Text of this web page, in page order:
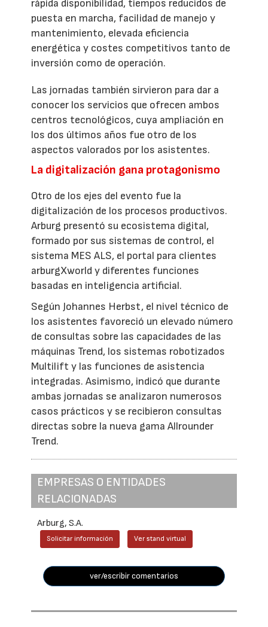
rápida disponibilidad, tiempos reducidos de
puesta en marcha, facilidad de manejo y
mantenimiento, elevada eficiencia
energética y costes competitivos tanto de
inversión como de operación.
Las jornadas también sirvieron para dar a
conocer los servicios que ofrecen ambos
centros tecnológicos, cuya ampliación en
los dos últimos años fue otro de los
aspectos valorados por los asistentes.
La digitalización gana protagonismo
Otro de los ejes del evento fue la
digitalización de los procesos productivos.
Arburg presentó su ecosistema digital,
formado por sus sistemas de control, el
sistema MES ALS, el portal para clientes
arburgXworld y diferentes funciones
basadas en inteligencia artificial.
Según Johannes Herbst, el nivel técnico de
los asistentes favoreció un elevado número
de consultas sobre las capacidades de las
máquinas Trend, los sistemas robotizados
Multilift y las funciones de asistencia
integradas. Asimismo, indicó que durante
ambas jornadas se analizaron numerosos
casos prácticos y se recibieron consultas
directas sobre la nueva gama Allrounder
Trend.
EMPRESAS O ENTIDADES
RELACIONADAS
Arburg, S.A.
Solicitar información Ver stand virtual
ver/escribir comentarios